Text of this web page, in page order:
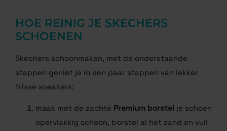
HOE REINIG JE SKECHERS
SCHOENEN
Skechers schoonmaken, met de onderstaande
stappen geniet je in een paar stappen van lekker
frisse sneakers:
maak met de zachte Premium borstel je schoen
opervlakkig schoon, borstel al het zand en vuil